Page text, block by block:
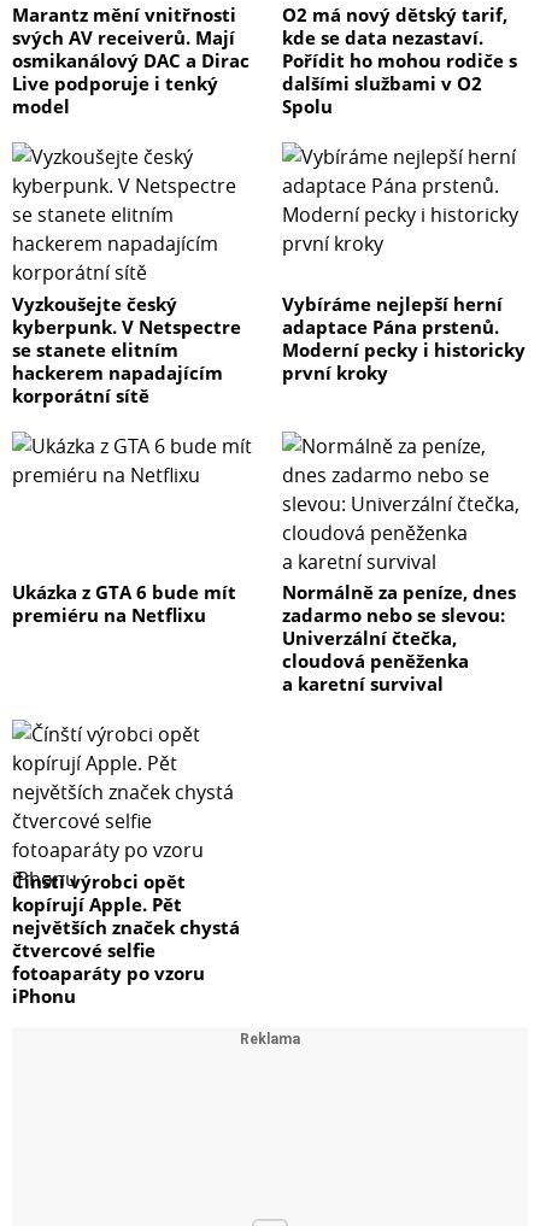
Marantz mění vnitřnosti
svých AV receiverů. Mají
osmikanálový DAC a Dirac
Live podporuje i tenký
model
O2 má nový dětský tarif,
kde se data nezastaví.
Pořídit ho mohou rodiče s
dalšími službami v O2
Spolu
Vyzkoušejte český
kyberpunk. V Netspectre
se stanete elitním
hackerem napadajícím
korporátní sítě
Vybíráme nejlepší herní
adaptace Pána prstenů.
Moderní pecky i historicky
první kroky
Ukázka z GTA 6 bude mít
premiéru na Netflixu
Normálně za peníze, dnes
zadarmo nebo se slevou:
Univerzální čtečka,
cloudová peněženka
a karetní survival
Čínští výrobci opět
kopírují Apple. Pět
největších značek chystá
čtvercové selfie
fotoaparáty po vzoru
iPhonu